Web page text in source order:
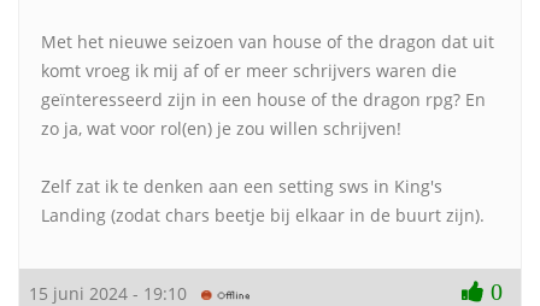
Met het nieuwe seizoen van house of the dragon dat uit
komt vroeg ik mij af of er meer schrijvers waren die
geïnteresseerd zijn in een house of the dragon rpg? En
zo ja, wat voor rol(en) je zou willen schrijven!
Zelf zat ik te denken aan een setting sws in King's
Landing (zodat chars beetje bij elkaar in de buurt zijn).
15 juni 2024 - 19:10 0